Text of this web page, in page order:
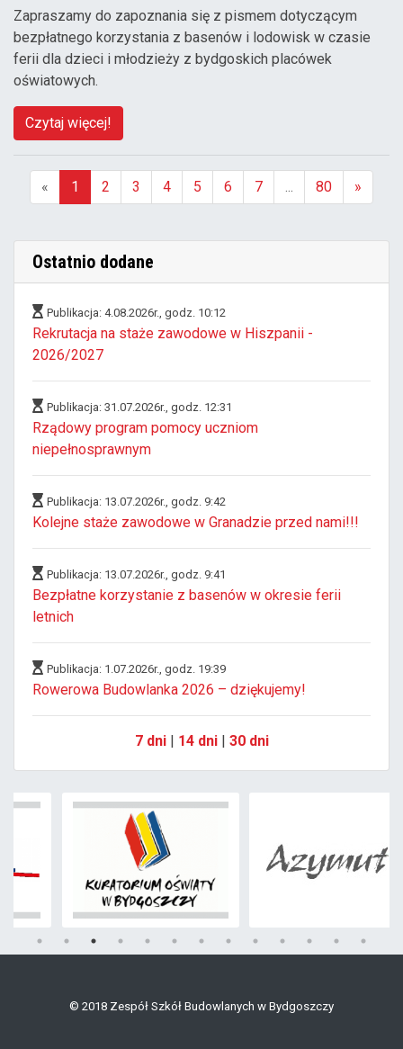
Zapraszamy do zapoznania się z pismem dotyczącym
bezpłatnego korzystania z basenów i lodowisk w czasie
ferii dla dzieci i młodzieży z bydgoskich placówek
oświatowych.
Czytaj więcej!
«
1
2 3 4 5 6 7 80 »
Ostatnio dodane
Publikacja: 4.08.2026r., godz. 10:12
Rekrutacja na staże zawodowe w Hiszpanii -
2026/2027
Publikacja: 31.07.2026r., godz. 12:31
Rządowy program pomocy uczniom
niepełnosprawnym
Publikacja: 13.07.2026r., godz. 9:42
Kolejne staże zawodowe w Granadzie przed nami!!!
Publikacja: 13.07.2026r., godz. 9:41
Bezpłatne korzystanie z basenów w okresie ferii
letnich
Publikacja: 1.07.2026r., godz. 19:39
Rowerowa Budowlanka 2026 – dziękujemy!
7 dni| 14 dni| 30 dni
© 2018 Zespół Szkół Budowlanych w Bydgoszczy